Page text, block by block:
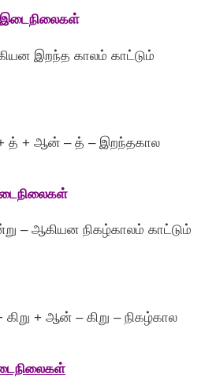
இடைநிலைகள்
இறந்த காலம் காட்டும்
த் + ஆன் – த் – இறந்தகால
– ஆகியன நிகழ்காலம் காட்டும்
+ ஆன் – கிறு – நிகழ்கால